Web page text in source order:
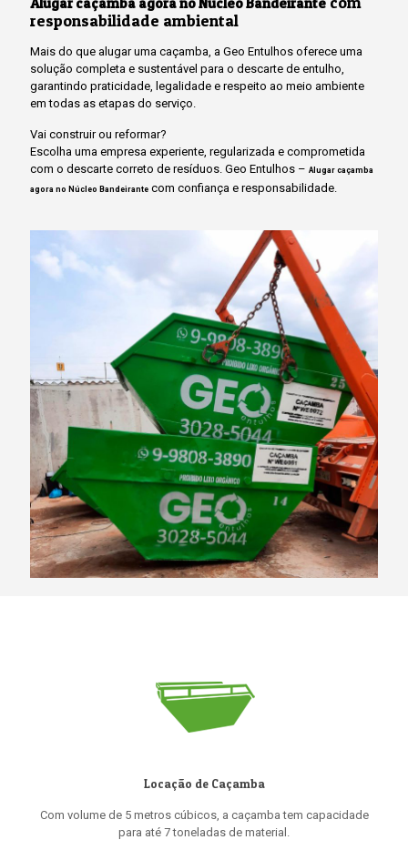
responsabilidade ambiental
Mais do que alugar uma caçamba, a Geo Entulhos oferece uma
solução completa e sustentável para o descarte de entulho,
garantindo praticidade, legalidade e respeito ao meio ambiente
em todas as etapas do serviço.
Vai construir ou reformar?
Escolha uma empresa experiente, regularizada e comprometida
com o descarte correto de resíduos. Geo Entulhos – Alugar caçamba
agora no Núcleo Bandeirante com confiança e responsabilidade.
Locação de Caçamba
Com volume de 5 metros cúbicos, a caçamba tem capacidade
para até 7 toneladas de material.